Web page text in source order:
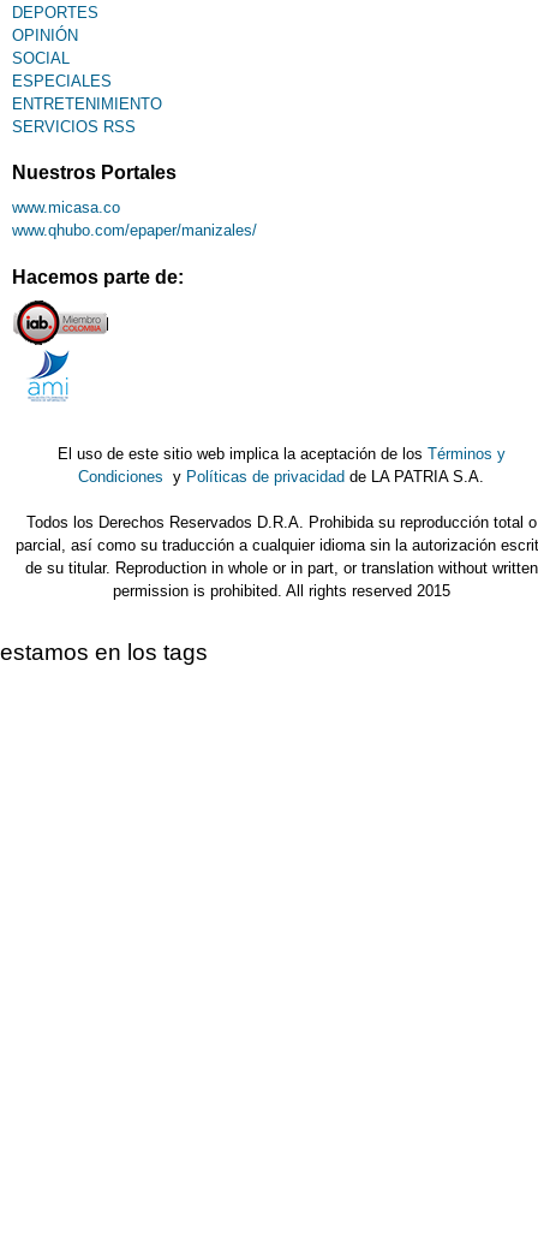
DEPORTES
OPINIÓN
SOCIAL
ESPECIALES
ENTRETENIMIENTO
SERVICIOS RSS
Nuestros Portales
www.micasa.co
www.qhubo.com/epaper/manizales/
Hacemos parte de:
El uso de este sitio web implica la aceptación de los Términos y
Condiciones y Políticas de privacidad de LA PATRIA S.A.
Todos los Derechos Reservados D.R.A. Prohibida su reproducción total o
parcial, así como su traducción a cualquier idioma sin la autorización
de su titular. Reproduction in whole or in part, or translation without written
permission is prohibited. All rights reserved 2015
estamos en los tags